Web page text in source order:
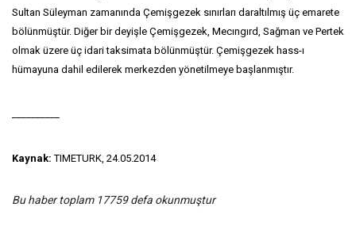
Sultan Süleyman zamanında Çemişgezek sınırları daraltılmış üç emarete
bölünmüştür. Diğer bir deyişle Çemişgezek, Mecıngırd, Sağman ve Pertek
olmak üzere üç idari taksimata bölünmüştür. Çemişgezek hass-ı
hümayuna dahil edilerek merkezden yönetilmeye başlanmıştır.
Kaynak: TIMETURK, 24.05.2014
Bu haber toplam 17759 defa okunmuştur